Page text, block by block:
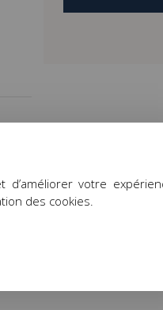
votre
des cookies.